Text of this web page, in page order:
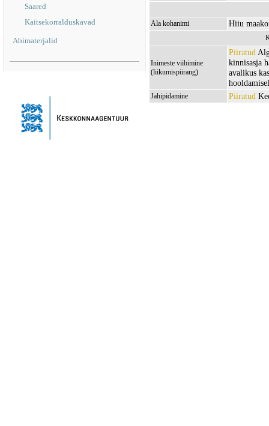
Saared
Kaitsekorralduskavad
Abimaterjalid
Ala kohanimi Hiiu
Inimeste viibimine
(liikumispiirang)
Piiratud
kinnisasja
avalikus
Jahipidamine Piiratud